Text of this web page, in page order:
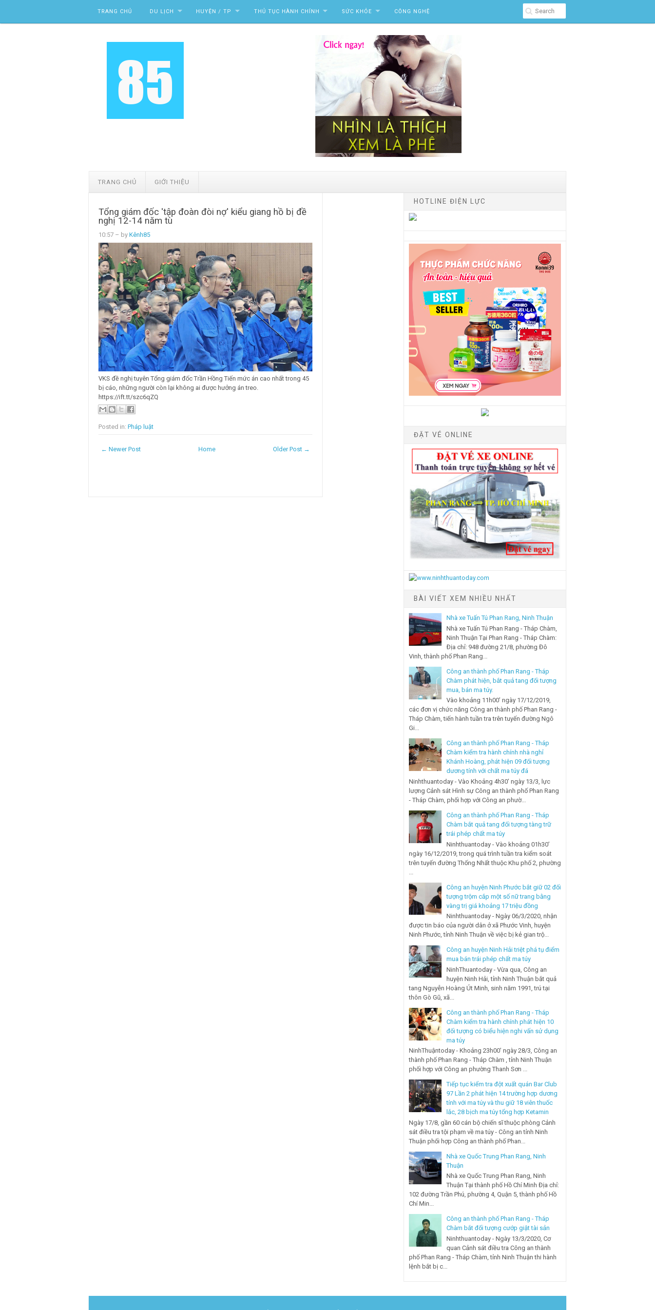
TRANG CHỦ DU LỊCH HUYỆN / TP THỦ TỤC HÀNH CHÍNH SỨC KHỎE CÔNG NGHỆ
TRANG CHỦ GIỚI THIỆU
Tổng giám đốc 'tập đoàn đòi nợ' kiểu giang hồ bị đề
nghị 12-14 năm tù
10:57 – by Kênh85
VKS đề nghị tuyên Tổng giám đốc Trần Hồng Tiến mức án cao nhất trong 45
bị cáo, những người còn lại không ai được hưởng án treo.
https://ift.tt/szc6qZQ
Posted in: Pháp luật
← Newer Post Older Post →
Home
HOTLINE ĐIỆN LỰC
ĐẶT VÉ ONLINE
BÀI VIẾT XEM NHIỀU NHẤT
Nhà xe Tuấn Tú Phan Rang, Ninh Thuận
Nhà xe Tuấn Tú Phan Rang - Tháp Chàm,
Ninh Thuận Tại Phan Rang - Tháp Chàm:
Địa chỉ: 948 đường 21/8, phường Đô
Vinh, thành phố Phan Rang...
Công an thành phố Phan Rang - Tháp
Chàm phát hiện, bắt quả tang đối tượng
mua, bán ma túy.
Vào khoảng 11h00’ ngày 17/12/2019,
các đơn vị chức năng Công an thành phố Phan Rang -
Tháp Chàm, tiến hành tuần tra trên tuyến đường Ngô
Gi...
Công an thành phố Phan Rang - Tháp
Chàm kiểm tra hành chính nhà nghỉ
Khánh Hoàng, phát hiện 09 đối tượng
dương tính với chất ma túy đá
Ninhthuantoday - Vào Khoảng 4h30’ ngày 13/3, lực
lượng Cảnh sát Hình sự Công an thành phố Phan Rang
- Tháp Chàm, phối hợp với Công an phườ...
Công an thành phố Phan Rang - Tháp
Chàm bắt quả tang đối tượng tàng trữ
trái phép chất ma túy
Ninhthuantoday - Vào khoảng 01h30’
ngày 16/12/2019, trong quá trình tuần tra kiểm soát
trên tuyến đường Thống Nhất thuộc Khu phố 2, phường
Công an huyện Ninh Phước bắt giữ 02 đối
tượng trộm cắp một số nữ trang bằng
vàng trị giá khoảng 17 triệu đồng
Ninhthuantoday - Ngày 06/3/2020, nhận
được tin báo của người dân ở xã Phước Vinh, huyện
Ninh Phước, tỉnh Ninh Thuận về việc bị kẻ gian trộ...
Công an huyện Ninh Hải triệt phá tụ điểm
mua bán trái phép chất ma túy
NinhThuantoday - Vừa qua, Công an
huyện Ninh Hải, tỉnh Ninh Thuận bắt quả
tang Nguyễn Hoàng Út Minh, sinh năm 1991, trú tại
thôn Gò Gũ, xã...
Công an thành phố Phan Rang - Tháp
Chàm kiểm tra hành chính phát hiện 10
đối tượng có biểu hiện nghi vấn sử dụng
ma túy
NinhThuậntoday - Khoảng 23h00’ ngày 28/3, Công an
thành phố Phan Rang - Tháp Chàm , tỉnh Ninh Thuận
phối hợp với Công an phường Thanh Sơn ...
Tiếp tục kiểm tra đột xuất quán Bar Club
97 Lần 2 phát hiện 14 trường hợp dương
tính với ma túy và thu giữ 18 viên thuốc
lắc, 28 bịch ma túy tổng hợp Ketamin
Ngày 17/8, gần 60 cán bộ chiến sĩ thuộc phòng Cảnh
sát điều tra tội phạm về ma túy - Công an tỉnh Ninh
Thuận phối hợp Công an thành phố Phan...
Nhà xe Quốc Trung Phan Rang, Ninh
Thuận
Nhà xe Quốc Trung Phan Rang, Ninh
Thuận Tại thành phố Hồ Chí Minh Địa chỉ:
102 đường Trần Phú, phường 4, Quận 5, thành phố Hồ
Chí Min...
Công an thành phố Phan Rang - Tháp
Chàm bắt đối tượng cướp giật tài sản
Ninhthuantoday - Ngày 13/3/2020, Cơ
quan Cảnh sát điều tra Công an thành
phố Phan Rang - Tháp Chàm, tỉnh Ninh Thuận thi hành
lệnh bắt bị c...